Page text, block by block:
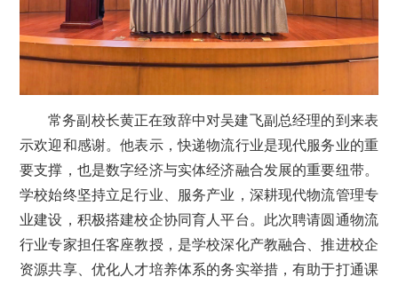
常务副校长黄正在致辞中对吴建飞副总经理的到来表
示欢迎和感谢。他表示，快递物流行业是现代服务业的重
要支撑，也是数字经济与实体经济融合发展的重要纽带。
学校始终坚持立足行业、服务产业，深耕现代物流管理专
业建设，积极搭建校企协同育人平台。此次聘请圆通物流
行业专家担任客座教授，是学校深化产教融合、推进校企
资源共享、优化人才培养体系的务实举措，有助于打通课